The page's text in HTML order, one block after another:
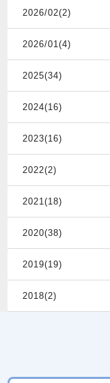
2026/02(2)
2026/01(4)
2025(34)
2024(16)
2023(16)
2022(2)
2021(18)
2020(38)
2019(19)
2018(2)